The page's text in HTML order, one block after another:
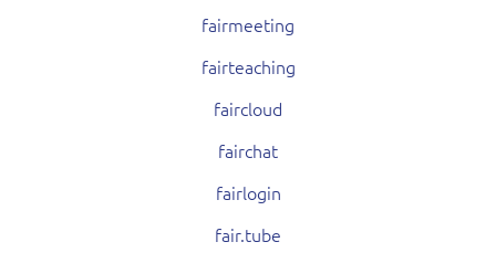
fairmeeting
fairteaching
faircloud
fairchat
fairlogin
fair.tube